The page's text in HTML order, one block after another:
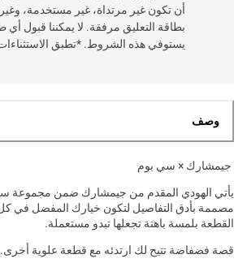
أن تكون غير مرتداة، غير مستخدمة،
بطاقة التعليق مرفقة. لا يمكننا قبول أي
يستوفي هذه الشروط. *تطبق
وصف
جيمشارك × سي بوم
يأتي الهودي المقدم من جيمشارك ضمن مجموعة
مصممة بأدق التفاصيل لتكون خيارك المفضل في
القطعة بلمسة باهتة تجعلها تبدو مستعملة.
قصة فضفاضة تتيح لك ارتدئه مع قطعة علوية أخرى.